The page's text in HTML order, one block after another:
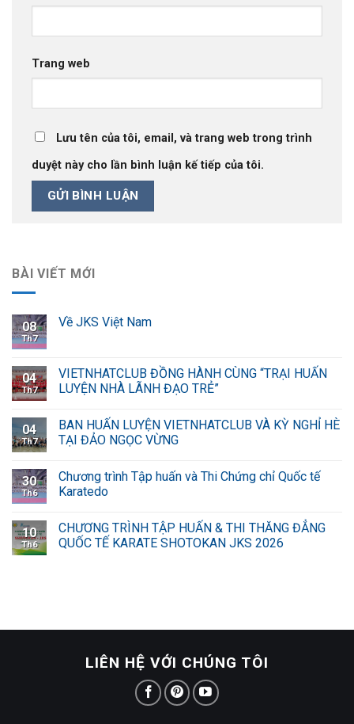
BÀI VIẾT MỚI
08
Th7
Về JKS Việt Nam
04
Th7
VIETNHATCLUB ĐỒNG HÀNH CÙNG “TRẠI HUẤN
LUYỆN NHÀ LÃNH ĐẠO TRẺ”
04
Th7
BAN HUẤN LUYỆN VIETNHATCLUB VÀ KỲ NGHỈ HÈ
TẠI ĐẢO NGỌC VỪNG
30
Th6
Chương trình Tập huấn và Thi Chứng chỉ Quốc tế
Karatedo
10
Th6
CHƯƠNG TRÌNH TẬP HUẤN & THI THĂNG ĐẲNG
QUỐC TẾ KARATE SHOTOKAN JKS 2026
Trang web
Lưu tên của tôi, email, và trang web trong trình
duyệt này cho lần bình luận kế tiếp của tôi.
LIÊN HỆ VỚI CHÚNG TÔI